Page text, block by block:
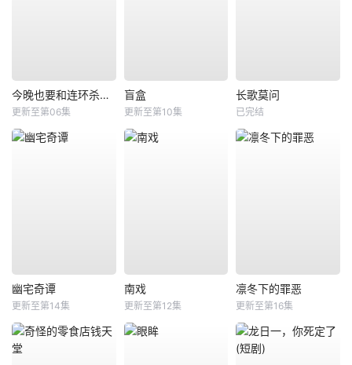
今晚也要和连环杀手约会
更新至第06集
盲盒
更新至第10集
长歌莫问
已完结
幽宅奇谭
更新至第14集
南戏
更新至第12集
凛冬下的罪恶
更新至第16集